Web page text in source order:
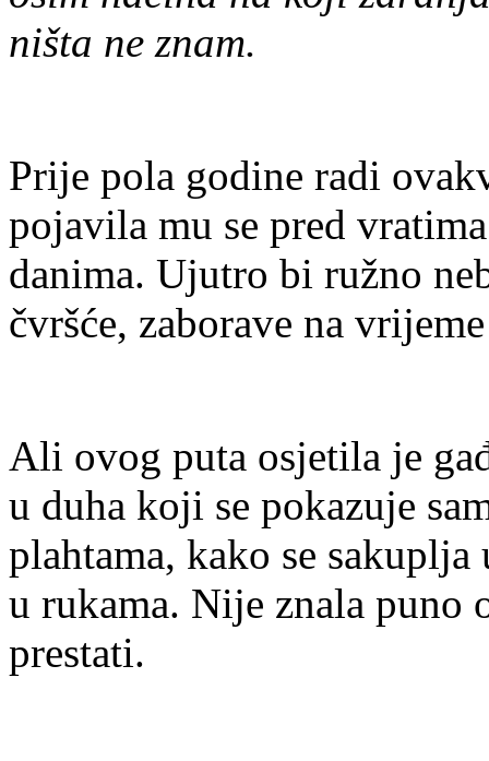
ništa ne znam.
Prije pola godine radi
pojavila mu se pred
danima. Ujutro bi ružno
čvršće, zaborave na
Ali ovog puta osjetila je
u duha koji se pokazuje
plahtama, kako se
u rukama. Nije znala puno
prestati.